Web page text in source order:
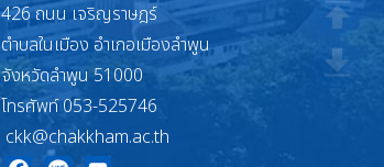
426 ถนน เจริญราษฎร์
ตำบลในเมือง อำเภอเมืองลำพูน
จังหวัดลำพูน 51000
โทรศัพท์ 053-525746
ckk@chakkham.ac.th